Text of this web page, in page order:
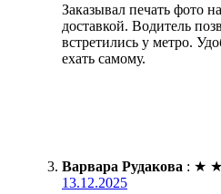
Заказывал печать фото
доставкой. Водитель
встретились у метро.
ехать самому.
Варвара Рудакова : ★ ★
13.12.2025